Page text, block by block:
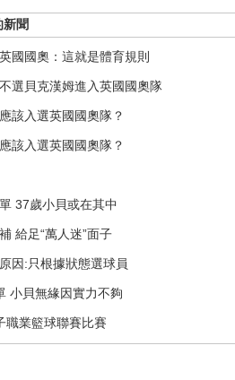
新聞
國國奧：這就是體育規則
選貝克漢姆進入英國國奧隊
該入選英國國奧隊？
該入選英國國奧隊？
37歲小貝或在其中
給足“萬人迷”面子
因:只根據狀態選球員
小貝無緣因實力不夠
職業籃球聯賽比賽